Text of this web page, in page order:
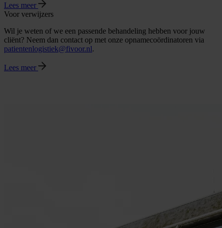
Lees meer
Voor verwijzers
Wil je weten of we een passende behandeling hebben voor jouw
cliënt? Neem dan contact op met onze opnamecoördinatoren via
patientenlogistiek@fivoor.nl.
Lees meer